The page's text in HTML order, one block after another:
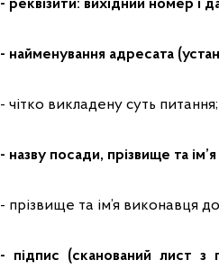
- реквізити: вихідний номер і
- найменування адресата
- чітко викладену суть питання;
- назву посади, прізвище та
- прізвище та ім’я виконавця
- підпис (сканований лист з